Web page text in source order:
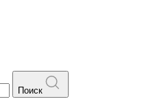
Поиск